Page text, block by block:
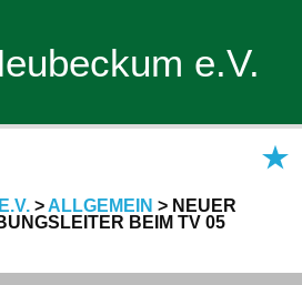
e.V.
> ALLGEMEIN > NEUER
BEIM TV 05